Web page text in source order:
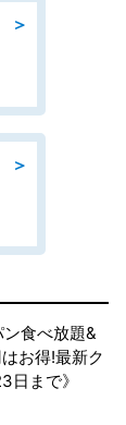
＞
＞
ン食べ放題&
お得!最新ク
日まで》